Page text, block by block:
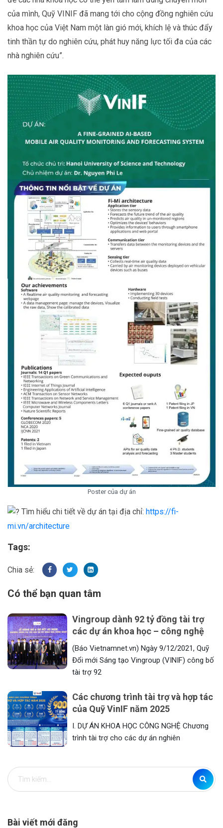
của mình, Quỹ VINIF đã mang tới cho cộng đồng nghiên cứu
khoa học của Việt Nam một làn gió mới, khích lệ và thúc đẩy
tinh thần tự do nghiên cứu, phát huy năng lực tối đa của các
nhà nghiên cứu”.
Poster của dự án
Tìm hiểu chi tiết về dự án tại địa chỉ: https://fi-
mi.vn/architecture
Tags:
Có thể bạn quan tâm
Vingroup dành 92 tỷ đồng tài trợ
các dự án khoa học – công nghệ
(Báo Vietnamnet.vn) Ngày 9/12/2021, Quỹ
Đổi mới Sáng tạo Vingroup (VINIF) công bố
tài trợ 92
Các chương trình tài trợ và hợp tác
của Quỹ VinIF năm 2025
I. DỰ ÁN KHOA HỌC CÔNG NGHỆ Chương
trình tài trợ cho các dự án nghiên
Bài viết mới đăng